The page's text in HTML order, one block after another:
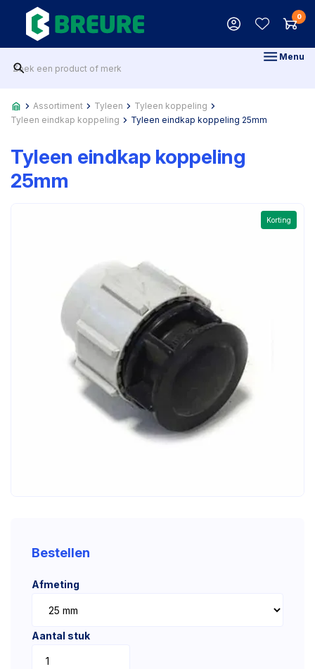
0
Menu
Assortiment Tyleen
Tyleen koppeling
Tyleen eindkap koppeling
Tyleen eindkap koppeling 25mm
Tyleen eindkap koppeling
25mm
Korting
Bestellen
Afmeting
Aantal stuk